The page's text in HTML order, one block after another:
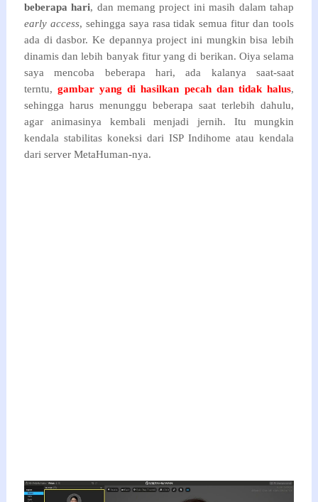
beberapa hari, dan memang project ini masih dalam tahap
early access, sehingga saya rasa tidak semua fitur dan tools
ada di dasbor. Ke depannya project ini mungkin bisa lebih
dinamis dan lebih banyak fitur yang di berikan. Oiya selama
saya mencoba beberapa hari, ada kalanya saat-saat
terntu,gambar yang di hasilkan pecah dan tidak halus,
sehingga harus menunggu beberapa saat terlebih dahulu,
agar animasinya kembali menjadi jernih. Itu mungkin
kendala stabilitas koneksi dari ISP Indihome atau kendala
dari server MetaHuman-nya.